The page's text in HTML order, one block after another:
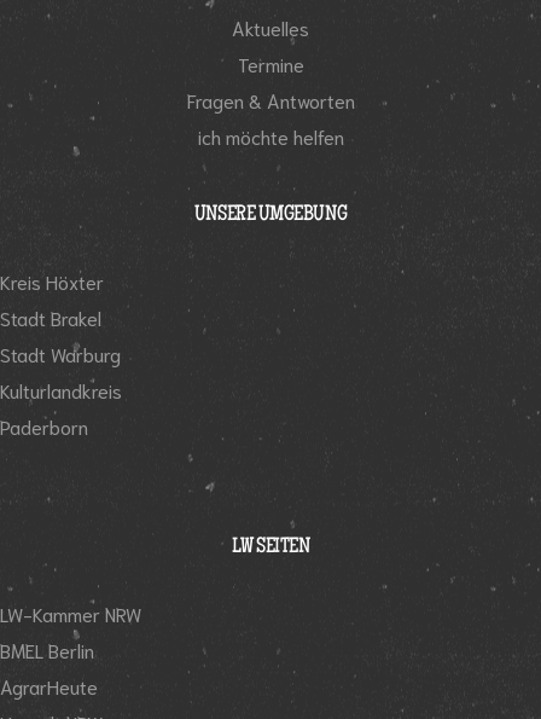
Aktuelles
Termine
Fragen & Antworten
ich möchte helfen
UNSERE UMGEBUNG
Kreis Höxter
Stadt Brakel
Stadt Warburg
Kulturlandkreis
Paderborn
LW SEITEN
LW-Kammer NRW
BMEL Berlin
AgrarHeute